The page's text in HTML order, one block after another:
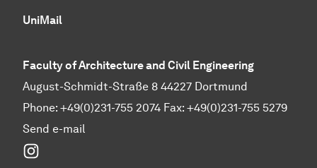
UniMail
Faculty of Architecture and Civil Engineering
August-Schmidt-Straße 8 44227 Dortmund
Phone: +49(0)231-755 2074 Fax: +49(0)231-755 5279
Send e-mail